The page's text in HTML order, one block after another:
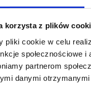
korzysta z plików
pliki cookie w celu
społecznościowe
partnerom
danymi